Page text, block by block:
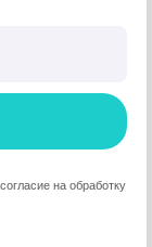
на обработку